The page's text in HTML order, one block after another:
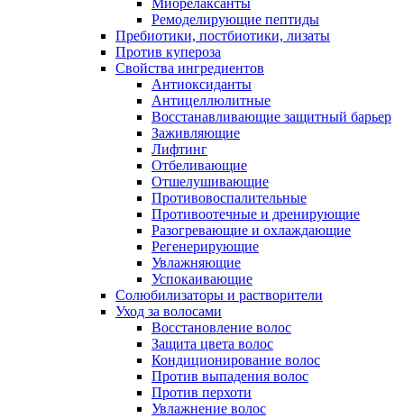
Миорелаксанты
Ремоделирующие пептиды
Пребиотики, постбиотики, лизаты
Против купероза
Свойства ингредиентов
Антиоксиданты
Антицеллюлитные
Восстанавливающие защитный барьер
Заживляющие
Лифтинг
Отбеливающие
Отшелушивающие
Противовоспалительные
Противоотечные и дренирующие
Разогревающие и охлаждающие
Регенерирующие
Увлажняющие
Успокаивающие
Солюбилизаторы и растворители
Уход за волосами
Восстановление волос
Защита цвета волос
Кондиционирование волос
Против выпадения волос
Против перхоти
Увлажнение волос